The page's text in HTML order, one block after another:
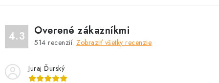
á
d
a
c
e
4.3 Overené zákazníkmi
514 recenzií. Zobraziť všetky recenzie
Juraj Ďurský